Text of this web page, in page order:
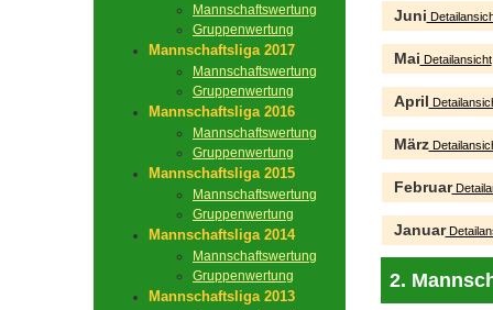
Mannschaftswertung
Gruppenwertung
Mannschaftsliga 2017
Mannschaftswertung
Gruppenwertung
Mannschaftsliga 2016
Mannschaftswertung
Gruppenwertung
Mannschaftsliga 2015
Mannschaftswertung
Gruppenwertung
Mannschaftsliga 2014
Mannschaftswertung
Gruppenwertung
Mannschaftsliga 2013
Juni
Mai Detailansicht
April
März
Februar
Januar
2.